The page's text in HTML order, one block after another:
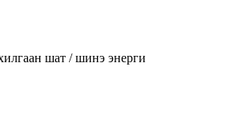
шат / шинэ энерги